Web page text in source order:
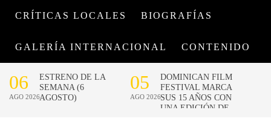
CRÍTICAS LOCALES BIOGRAFÍAS
GALERÍA INTERNACIONAL CONTENIDO